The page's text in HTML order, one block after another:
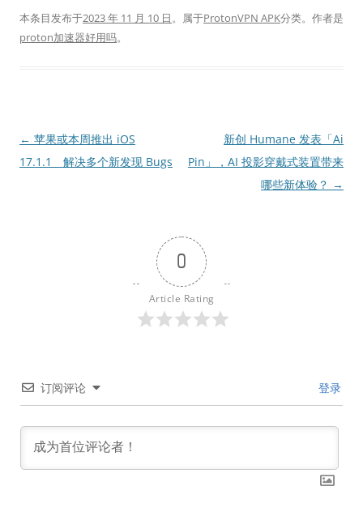
本条目发布于2023 年 11 月 10 日。属于ProtonVPN APK分类。 作者是
proton加速器好用吗。
文
章
← 苹果或本周推出 iOS
17.1.1 解决多个新发现 Bugs
新创 Humane 发表「Ai
Pin」，AI 投影穿戴式装置带来
哪些新体验？ →
0
Article Rating
订阅评论 登录